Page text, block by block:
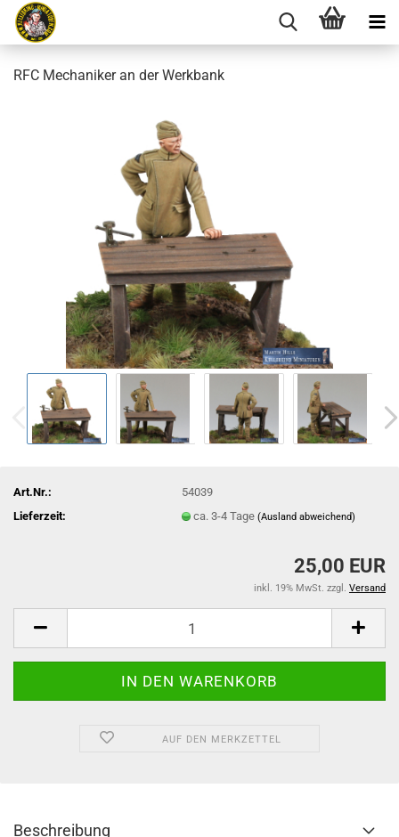
RFC Mechaniker an der Werkbank
Art.Nr.:
54039
Lieferzeit:
ca. 3-4 Tage(Ausland abweichend)
25,00 EUR
inkl. 19% MwSt. zzgl. Versand
AUF DEN MERKZETTEL
Beschreibung